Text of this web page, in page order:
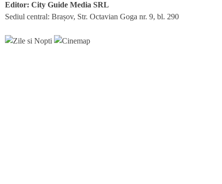
Editor: City Guide Media SRL
Sediul central: Brașov, Str. Octavian Goga nr. 9, bl. 290